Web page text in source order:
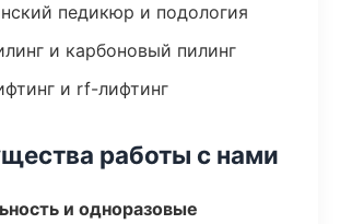
педикюр и подология
и карбоновый пилинг
и rf-лифтинг
работы с нами
и одноразовые